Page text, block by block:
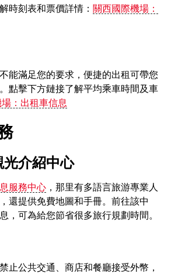
時刻表和票價詳情： 關西國際機場：
能滿足您的要求，便捷的出租可帶您
點擊下方鏈接了解平均乘車時間及車
：出租車信息
介紹中心
服務中心，那里有多語言旅游專業人
還提供免費地圖和手冊。前往該中
，可為給您節省很多旅行規劃時間。
止公共交通、商店和餐廳接受外幣，